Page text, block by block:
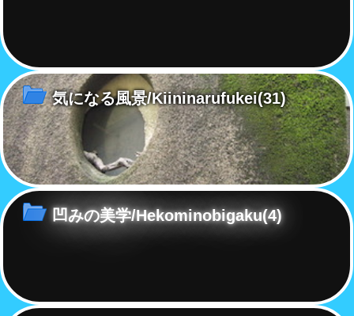
気になる風景/Kiininarufukei(31)
凹みの美学/Hekominobigaku(4)